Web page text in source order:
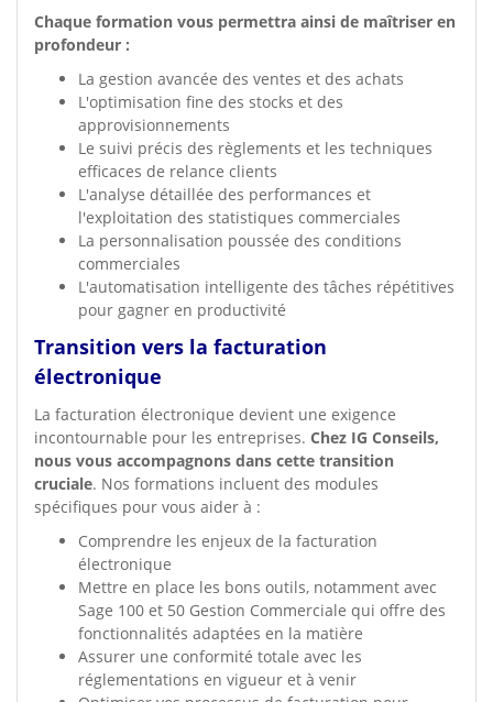
Chaque formation vous permettra ainsi de maîtriser en
profondeur :
La gestion avancée des ventes et des achats
L'optimisation fine des stocks et des
approvisionnements
Le suivi précis des règlements et les techniques
efficaces de relance clients
L'analyse détaillée des performances et
l'exploitation des statistiques commerciales
La personnalisation poussée des conditions
commerciales
L'automatisation intelligente des tâches répétitives
pour gagner en productivité
Transition vers la facturation
électronique
La facturation électronique devient une exigence
incontournable pour les entreprises. Chez IG Conseils,
nous vous accompagnons dans cette transition
cruciale. Nos formations incluent des modules
spécifiques pour vous aider à :
Comprendre les enjeux de la facturation
électronique
Mettre en place les bons outils, notamment avec
Sage 100 et 50 Gestion Commerciale qui offre des
fonctionnalités adaptées en la matière
Assurer une conformité totale avec les
réglementations en vigueur et à venir